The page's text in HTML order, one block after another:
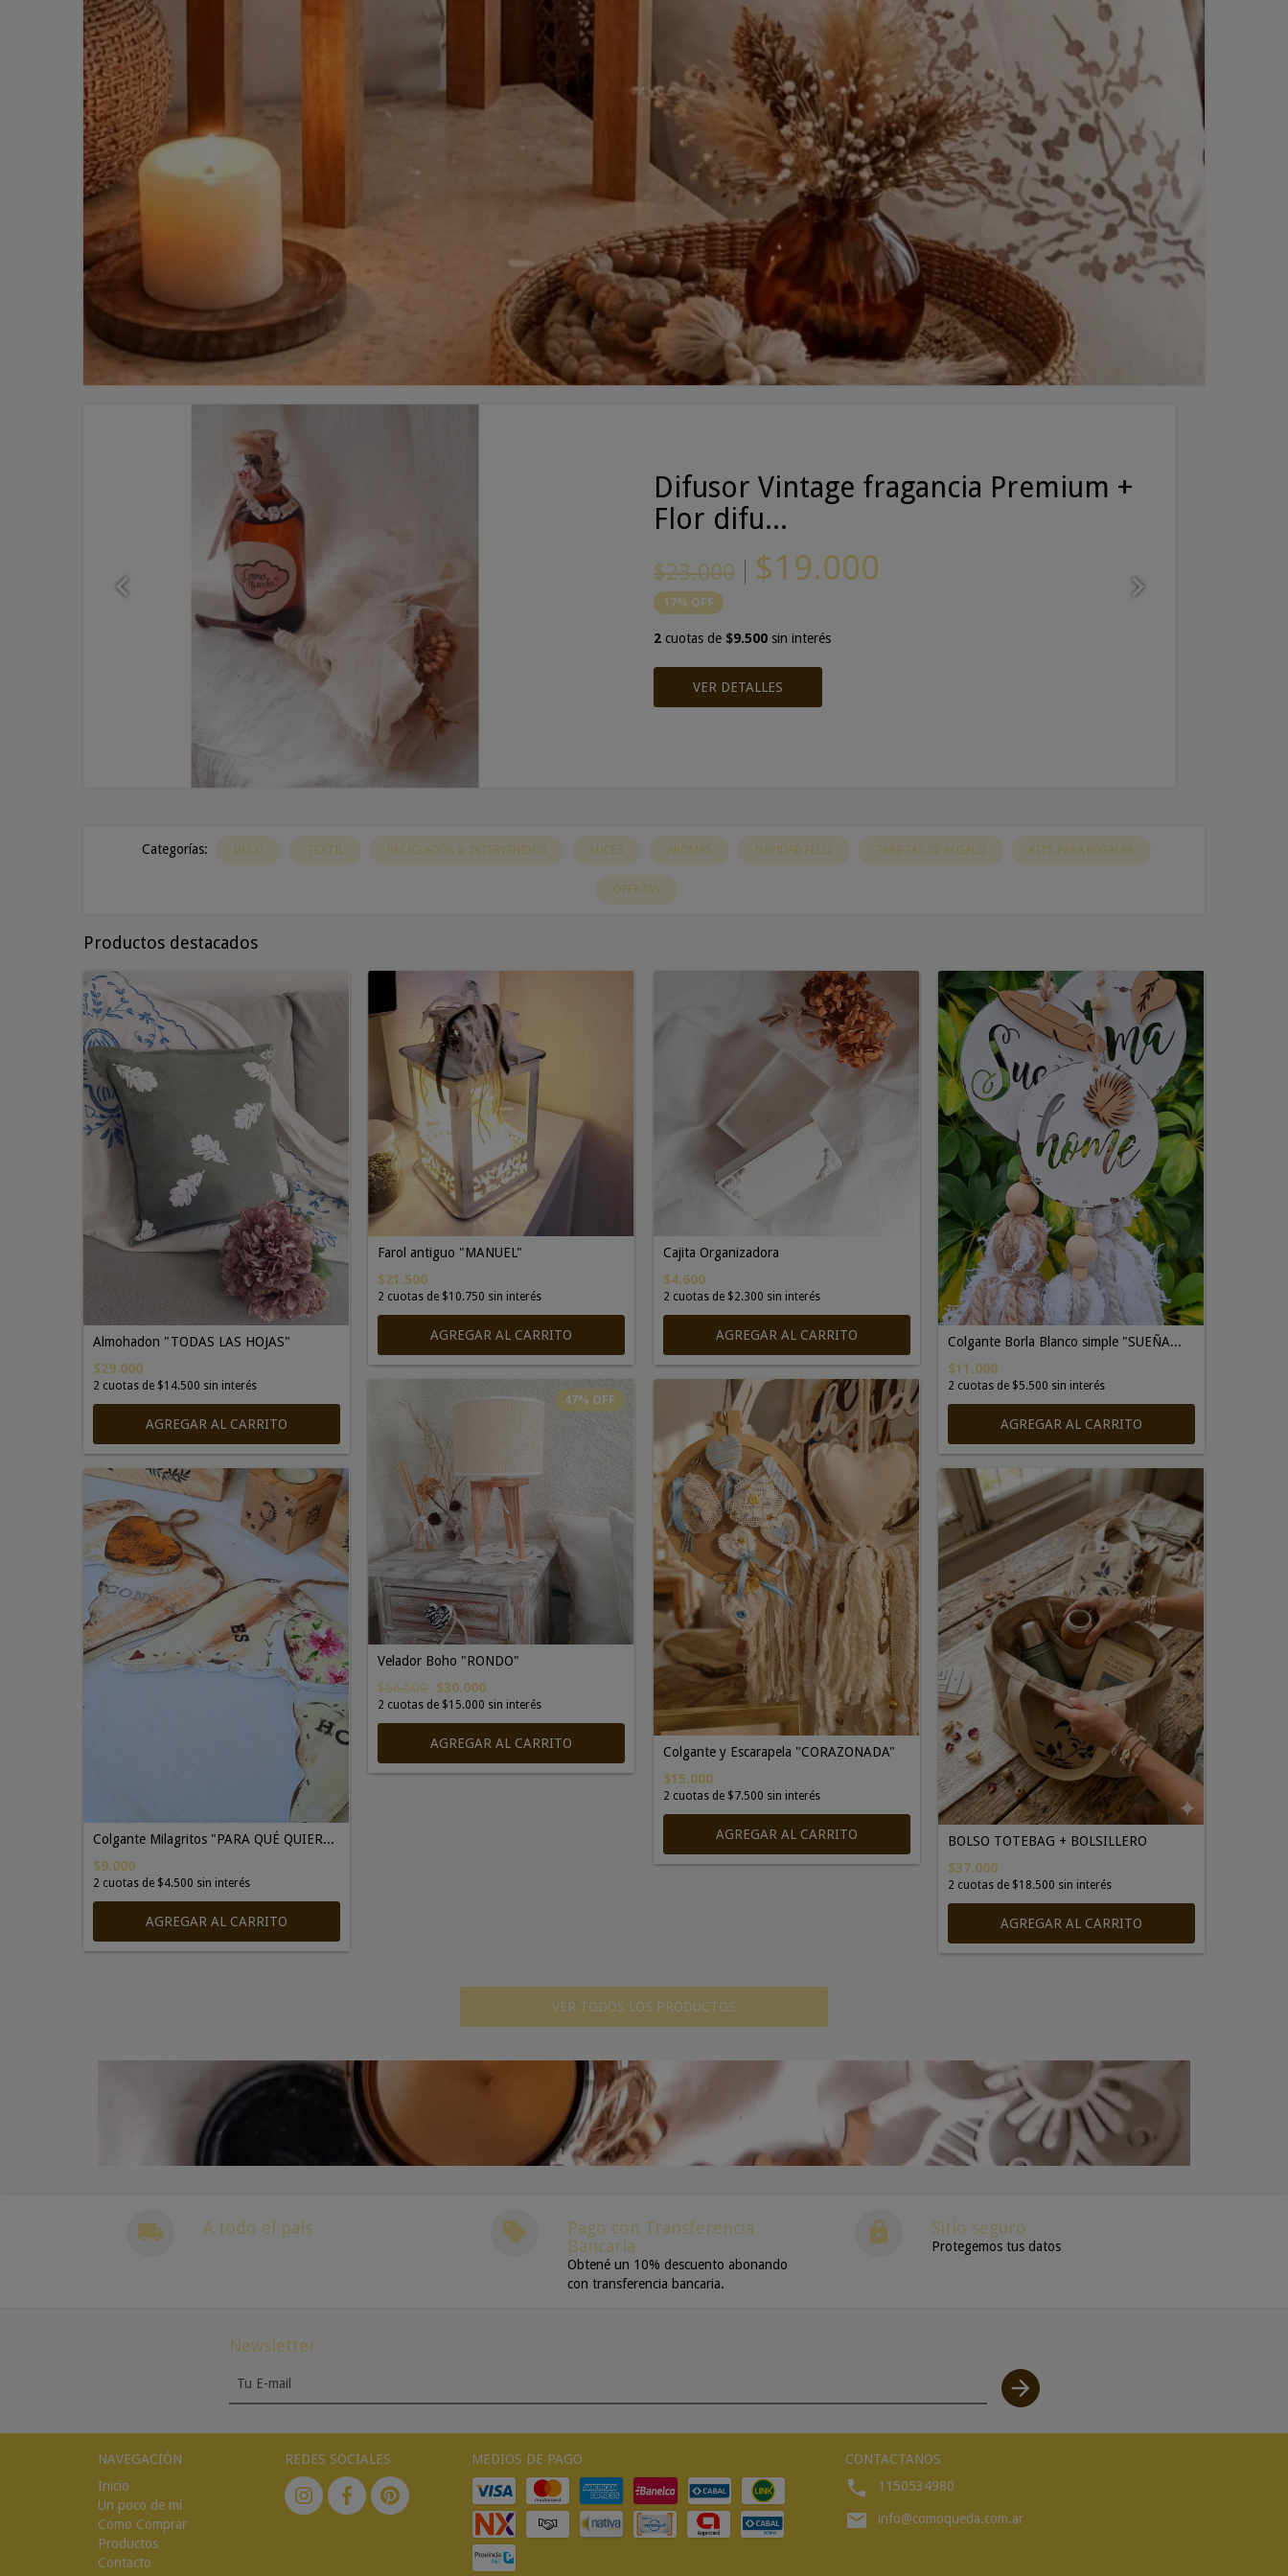
Difusor Vintage fragancia Premium +
Flor difu...
$23.000 $19.000
17% OFF
2 cuotas de $9.500 sin interés
VER DETALLES
Categorías: DECO TEXTIL RECICLADOS & INTERVENIDOS LUCES AROMAS NAVIDAD FELIZ TARJETAS DE REGALO KITS PARA REGALAR
OFERTAS
Productos destacados
Almohadon "TODAS LAS HOJAS"
$29.000
2 cuotas de $14.500 sin interés
AGREGAR AL CARRITO
Farol antiguo "MANUEL"
$21.500
2 cuotas de $10.750 sin interés
AGREGAR AL CARRITO
Cajita Organizadora
$4.600
2 cuotas de $2.300 sin interés
Colgante Borla Blanco simple "SUEÑA...
$11.000
2 cuotas de $5.500 sin interés
Colgante Milagritos "PARA QUÉ QUIER...
$9.000
2 cuotas de $4.500 sin interés
47% OFF
Velador Boho "RONDO"
$56.500 $30.000
2 cuotas de $15.000 sin interés
AGREGAR AL CARRITO
Colgante y Escarapela "CORAZONADA"
$15.000
2 cuotas de $7.500 sin interés
BOLSO TOTEBAG + BOLSILLERO
$37.000
2 cuotas de $18.500 sin interés
AGREGAR AL CARRITO
VER TODOS LOS PRODUCTOS
A todo el país
Pago con Transferencia
Bancaria
Obtené un 10% descuento abonando
con transferencia bancaria.
Sitio seguro
Protegemos tus datos
Newsletter
NAVEGACIÓN
Inicio
Un poco de mí
Como Comprar
Productos
Contacto
REDES SOCIALES MEDIOS DE PAGO
CONTACTANOS
1150534980
info@comoqueda.com.ar